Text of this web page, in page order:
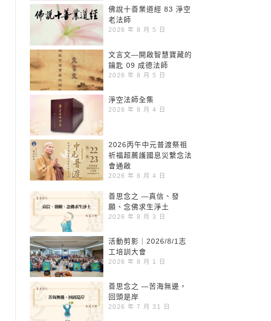
佛說十善業道經 83 淨空
老法師
2026 年 8 月 5 日
文言文—開啟智慧寶藏的
鑰匙 09 成德法師
2026 年 8 月 5 日
淨空法師全集
2026 年 8 月 4 日
2026丙午中元普渡祭祖
祈福超薦護國息災繫念法
會通啟
2026 年 8 月 4 日
善思念之 —真信、發
願、念佛求生淨土
2026 年 8 月 3 日
活動剪影｜2026/8/1志
工培訓大會
2026 年 8 月 1 日
善思念之 —苦海無邊，
回頭是岸
2026 年 7 月 31 日